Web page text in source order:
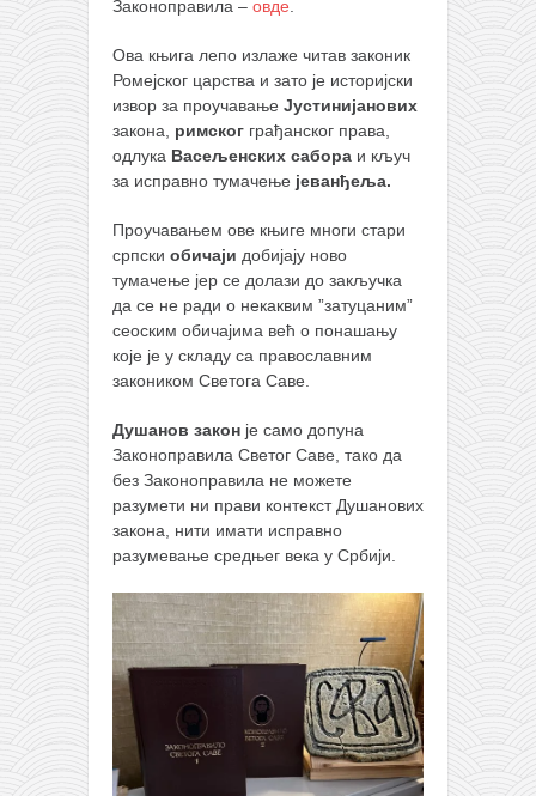
термини тренинга
моја прича
моја прича
контакт
Законоправила – овде.
Ова књига лепо излаже читав законик
Ромејског царства и зато је историјски
извор за проучавање Јустинијанових
закона, римског грађанског права,
одлука Васељенских сабора и кључ
за исправно тумачење јеванђеља.
Проучавањем ове књиге многи стари
српски обичаји добијају ново
тумачење јер се долази до закључка
да се не ради о некаквим ”затуцаним”
сеоским обичајима већ о понашању
које је у складу са православним
закоником Светога Саве.
Душанов закон је само допуна
Законоправила Светог Саве, тако да
без Законоправила не можете
разумети ни прави контекст Душанових
закона, нити имати исправно
разумевање средњег века у Србији.